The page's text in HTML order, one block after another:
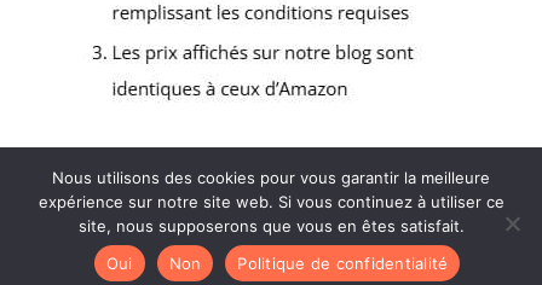
2022 - Tous droits réservés - Matériel Resto -
Mentions Légales-Politique de confidentialité
Plan de site
Nous utilisons des cookies pour vous garantir la meilleure
expérience sur notre site web. Si vous continuez à utiliser ce
site, nous supposerons que vous en êtes satisfait.
Oui
Non Politique de confidentialité